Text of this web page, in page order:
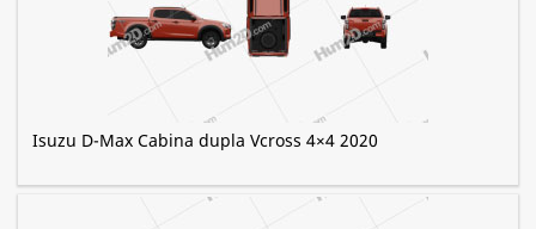
Isuzu D-Max Cabina dupla Vcross 4×4 2020